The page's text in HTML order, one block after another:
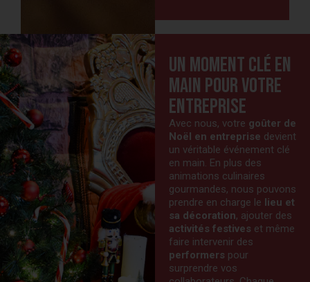
Un moment clé en
main pour votre
entreprise
Avec nous, votre goûter de
Noël en entreprise devient
un véritable événement clé
en main. En plus des
animations culinaires
gourmandes, nous pouvons
prendre en charge le lieu et
sa décoration, ajouter des
activités festives et même
faire intervenir des
performers pour
surprendre vos